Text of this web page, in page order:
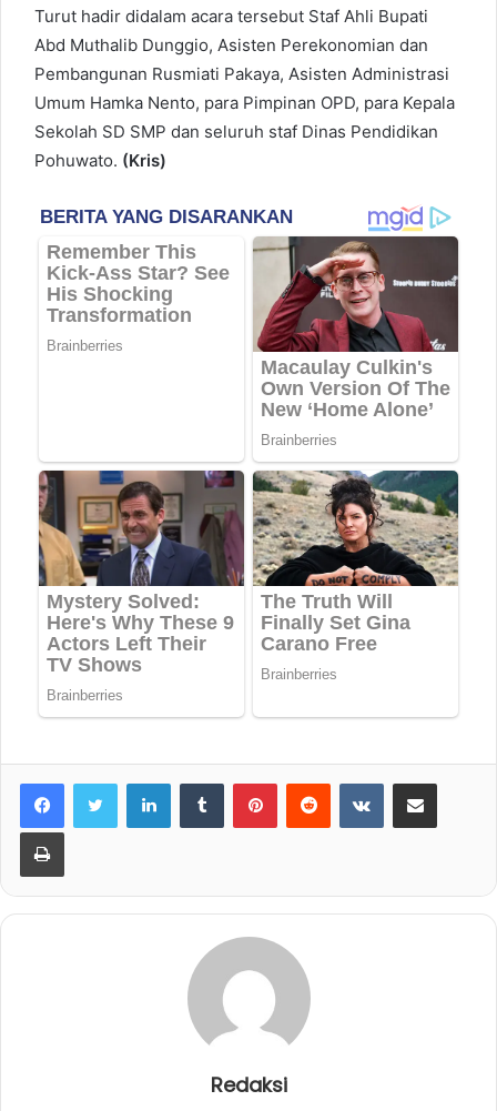
Turut hadir didalam acara tersebut Staf Ahli Bupati
Abd Muthalib Dunggio, Asisten Perekonomian dan
Pembangunan Rusmiati Pakaya, Asisten Administrasi
Umum Hamka Nento, para Pimpinan OPD, para Kepala
Sekolah SD SMP dan seluruh staf Dinas Pendidikan
Pohuwato. (Kris)
Redaksi